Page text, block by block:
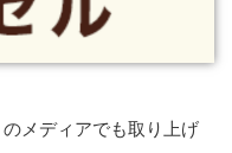
メディアでも取り上げ